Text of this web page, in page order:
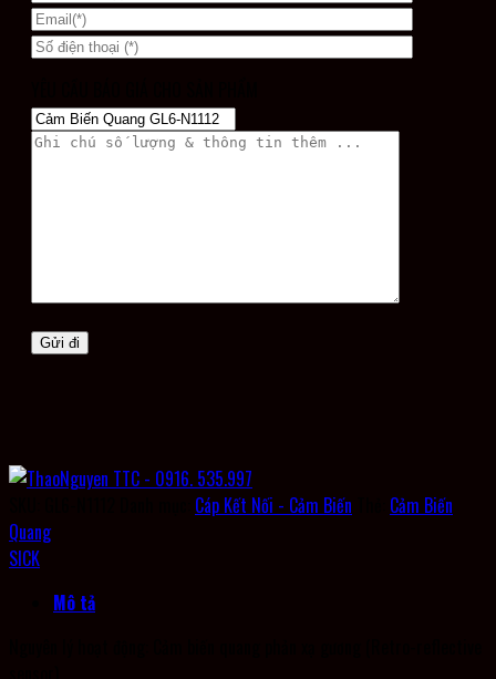
Cáp Kết Nối - Cảm Biến
Cảm Biến
Quang
SICK
Mô tả